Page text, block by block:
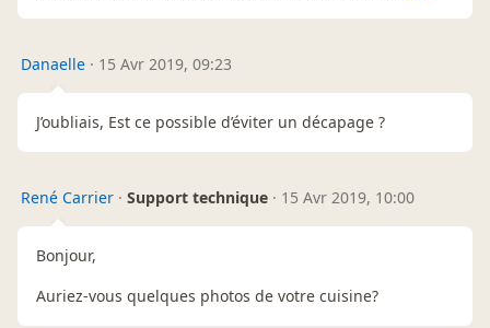
Danaelle · 15 Avr 2019, 09:23
J’oubliais, Est ce possible d’éviter un décapage ?
René Carrier · Support technique · 15 Avr 2019, 10:00
Bonjour,
Auriez-vous quelques photos de votre cuisine?